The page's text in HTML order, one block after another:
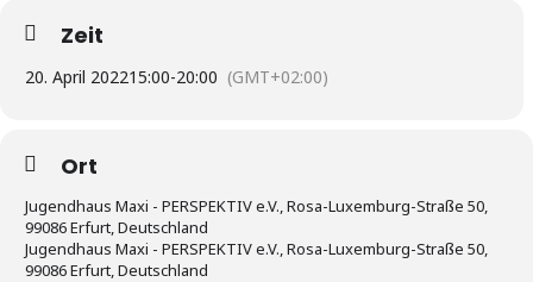
Zeit
20. April 202215:00-20:00 (GMT+02:00)
Ort
Jugendhaus Maxi - PERSPEKTIV e.V., Rosa-Luxemburg-Straße 50,
99086 Erfurt, Deutschland
Jugendhaus Maxi - PERSPEKTIV e.V., Rosa-Luxemburg-Straße 50,
99086 Erfurt, Deutschland